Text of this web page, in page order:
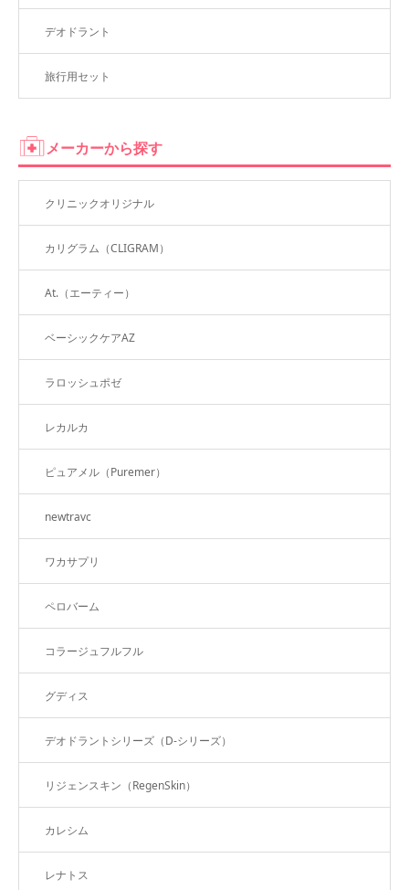
デオドラント
旅行用セット
メーカーから探す
クリニックオリジナル
カリグラム（CLIGRAM）
At.（エーティー）
ベーシックケアAZ
ラロッシュポゼ
レカルカ
ピュアメル（Puremer）
newtravc
ワカサプリ
ペロバーム
コラージュフルフル
グディス
デオドラントシリーズ（D-シリーズ）
リジェンスキン（RegenSkin）
カレシム
レナトス